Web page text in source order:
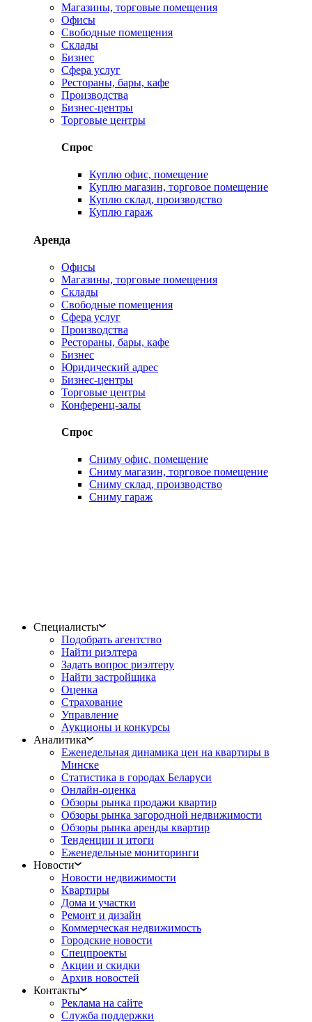
Магазины, торговые помещения
Офисы
Свободные помещения
Склады
Бизнес
Сфера услуг
Рестораны, бары, кафе
Производства
Бизнес-центры
Торговые центры
Спрос
Куплю офис, помещение
Куплю магазин, торговое помещение
Куплю склад, производство
Куплю гараж
Аренда
Офисы
Магазины, торговые помещения
Склады
Свободные помещения
Сфера услуг
Производства
Рестораны, бары, кафе
Бизнес
Юридический адрес
Бизнес-центры
Торговые центры
Конференц-залы
Спрос
Сниму офис, помещение
Сниму магазин, торговое помещение
Сниму склад, производство
Сниму гараж
Специалисты
Подобрать агентство
Найти риэлтера
Задать вопрос риэлтеру
Найти застройщика
Оценка
Страхование
Управление
Аукционы и конкурсы
Аналитика
Еженедельная динамика цен на квартиры в
Минске
Статистика в городах Беларуси
Онлайн-оценка
Обзоры рынка продажи квартир
Обзоры рынка загородной недвижимости
Обзоры рынка аренды квартир
Тенденции и итоги
Еженедельные мониторинги
Новости
Новости недвижимости
Квартиры
Дома и участки
Ремонт и дизайн
Коммерческая недвижимость
Городские новости
Спецпроекты
Акции и скидки
Архив новостей
Контакты
Реклама на сайте
Служба поддержки